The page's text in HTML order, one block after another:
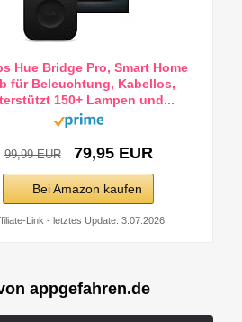
Hue Bridge Pro, Smart Home
für Beleuchtung, Kabellos,
150+ Lampen und...
99,99 EUR 79,95 EUR
Bei Amazon kaufen
Link - letztes Update: 3.07.2026
appgefahren.de